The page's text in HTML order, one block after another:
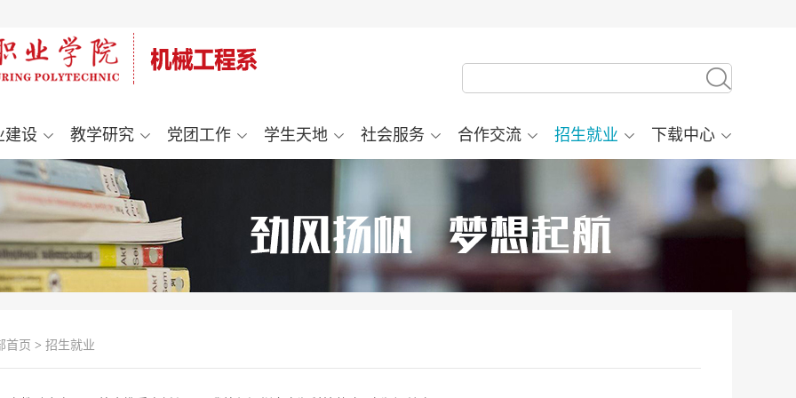
建设 教学研究 党团工作 学生天地 社会服务 合作交流 招生就业 下载中心
首页 > 招生就业